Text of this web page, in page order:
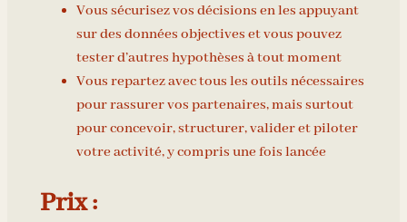
Vous sécurisez vos décisions en les appuyant
sur des données objectives et vous pouvez
tester d’autres hypothèses à tout moment
Vous repartez avec tous les outils nécessaires
pour rassurer vos partenaires, mais surtout
pour concevoir, structurer, valider et piloter
votre activité, y compris une fois lancée
Prix :